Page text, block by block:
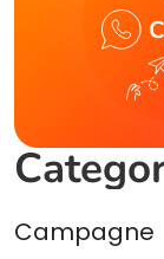
Campagne